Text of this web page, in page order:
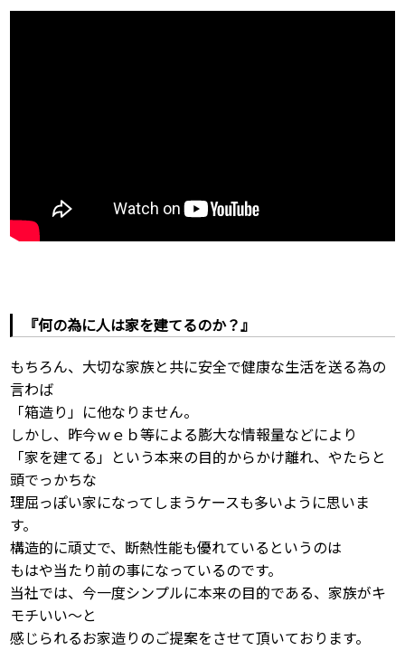
『何の為に人は家を建てるのか？』
もちろん、大切な家族と共に安全で健康な生活を送る為の
言わば
「箱造り」に他なりません。
しかし、昨今ｗｅｂ等による膨大な情報量などにより
「家を建てる」という本来の目的からかけ離れ、やたらと
頭でっかちな
理屈っぽい家になってしまうケースも多いように思いま
す。
構造的に頑丈で、断熱性能も優れているというのは
もはや当たり前の事になっているのです。
当社では、今一度シンプルに本来の目的である、家族がキ
モチいい〜と
感じられるお家造りのご提案をさせて頂いております。